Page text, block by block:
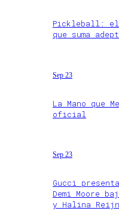
Pickleball:
que suma
Sep 23
La Mano que
oficial
Sep 23
Gucci
Demi Moore
y Halina Reijn